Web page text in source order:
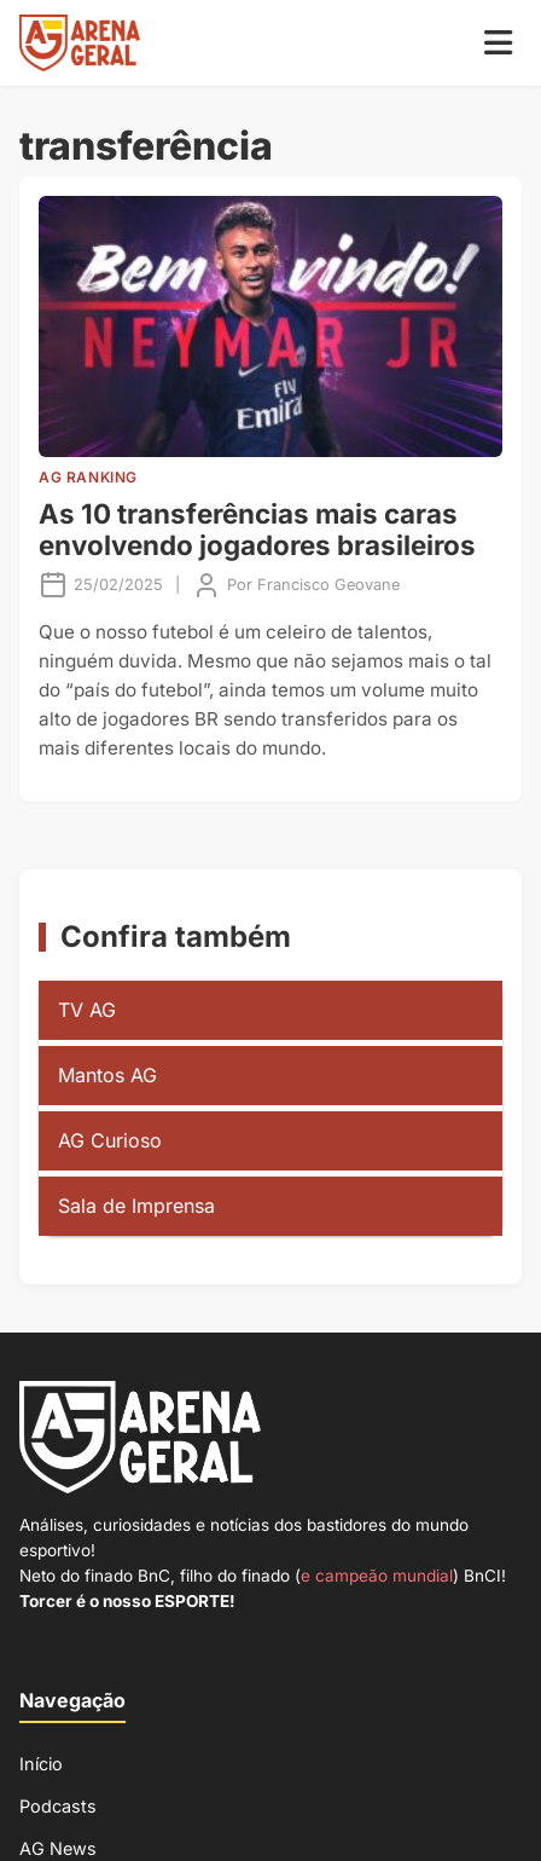
transferência
AG RANKING
As 10 transferências mais caras
envolvendo jogadores brasileiros
25/02/2025 Por Francisco Geovane
Que o nosso futebol é um celeiro de talentos,
ninguém duvida. Mesmo que não sejamos mais o tal
do “país do futebol”, ainda temos um volume muito
alto de jogadores BR sendo transferidos para os
mais diferentes locais do mundo.
Confira também
TV AG
Mantos AG
AG Curioso
Sala de Imprensa
Análises, curiosidades e notícias dos bastidores do mundo
esportivo!
Neto do finado BnC, filho do finado (e campeão mundial) BnCI!
Torcer é o nosso ESPORTE!
Navegação
Início
Podcasts
AG News